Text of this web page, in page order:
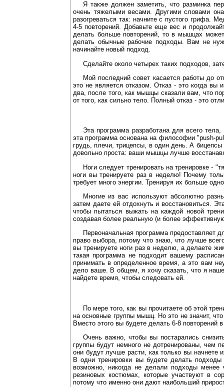
Я также должен заметить, что разминка
очень тяжелыми весами. Другими словами
разогреваться так: начните с пустого грифа.
4-5 повторений. Добавьте еще вес и
делать больше повторений, то в мышцах
делать обычные рабочие подходы. Вам не
начинайте новый подход.
Сделайте около четырех таких подходов,
Мой последний совет касается работы до
это не является отказом. Отказ - это когда вы
два, после того, как мышцы сказали вам, что
от того, как сильно тело. Полный отказ - это
Эта программа разработана для всего
эта программа основана на философии "push-
грудь, плечи, трицепсы, в один день. А
довольно проста: ваши мышцы лучше
Ноги следует тренировать на тренировке -
ноги вы тренируете раз в неделю! Почему
требует много энергии. Тренируя их больше
Многие из вас используют абсолютно
затем даете ей отдохнуть и восстановиться.
чтобы пытаться выжать на каждой новой
создавая более реальную (и более
Первоначальная программа предоставляет
право выбора, потому что знаю, что лучше
вы тренируете ноги раз в неделю, а делаете
такая программа не подходит вашему
принимать в определенное время, а это вам
дело ваше. В общем, я хочу сказать, что я
найдете время, чтобы следовать ей.
По мере того, как вы прочитаете об этой
на основные группы мышц. Но это не значит,
Вместо этого вы будете делать 6-8 повторений
Очень важно, чтобы вы постарались
группы будут немного не дотренированы, чем
они будут лучше расти, как только вы начнете
В одни тренировки вы будете делать
возможно, никогда не делали подходы
резиновых костюмах, которые участвуют в
потому что именно они дают наибольший